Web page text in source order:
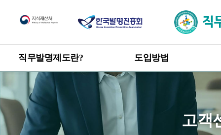
직무발명제도
직무발명제도란?
한눈에 보는 직무발명제도
개요
목적 및 취지
관련 발명진흥법 및 시행령
도입방법
직무발명 권리관계
직무발명 보상 고객